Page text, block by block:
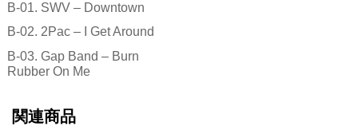
B-01. SWV – Downtown
B-02. 2Pac – I Get Around
B-03. Gap Band – Burn
Rubber On Me
関連商品